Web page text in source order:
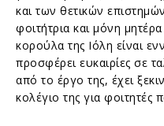
και των θετικών
φοιτήτρια και μόνη
κορούλα της Ιόλη είναι
προσφέρει ευκαιρίες σε
από το έργο της, έχει
κολέγιο της για φοιτητές